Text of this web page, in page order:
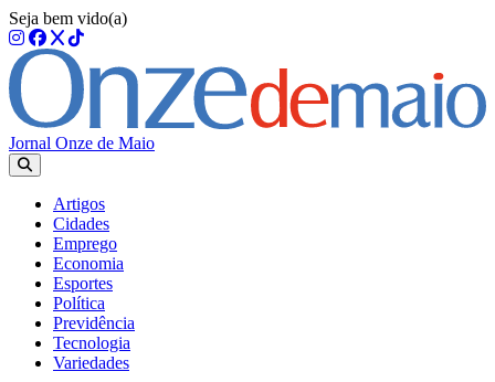
Seja bem vido(a)
Jornal Onze de Maio
Artigos
Cidades
Emprego
Economia
Esportes
Política
Previdência
Tecnologia
Variedades